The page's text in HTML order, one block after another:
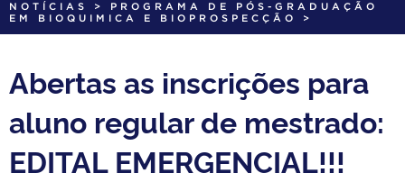
NOTÍCIAS > PROGRAMA DE PÓS-GRADUAÇÃO
EM BIOQUIMICA E BIOPROSPECÇÃO
>
Abertas as inscrições para
aluno regular de mestrado:
EDITAL EMERGENCIAL!!!